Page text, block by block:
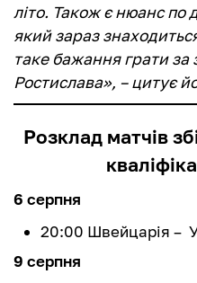
літо. Також є нюанс по
який зараз
таке бажання грати за
Ростислава», – цитує
Розклад матчів
6 серпня
20:00 Швейцарія –
9 серпня